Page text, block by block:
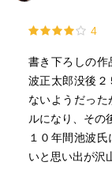
4
書き下ろしの作
波正太郎没後２
ないようだっ
ルになり、その
１０年間池波
いと思い出が沢